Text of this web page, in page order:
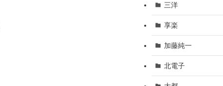
三洋
享楽
加藤純一
北電子